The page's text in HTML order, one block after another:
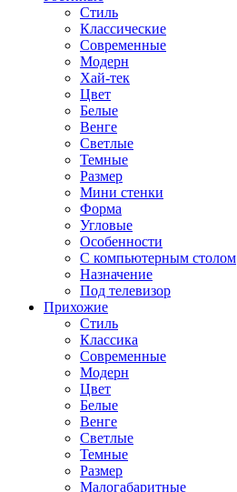
Стиль
Классические
Современные
Модерн
Хай-тек
Цвет
Белые
Венге
Светлые
Темные
Размер
Мини стенки
Форма
Угловые
Особенности
С компьютерным столом
Назначение
Под телевизор
Прихожие
Стиль
Классика
Современные
Модерн
Цвет
Белые
Венге
Светлые
Темные
Размер
Малогабаритные